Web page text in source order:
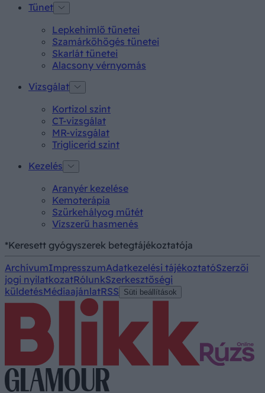
Tünet
Lepkehimlő tünetei
Szamárköhögés tünetei
Skarlát tünetei
Alacsony vérnyomás
Vizsgálat
Kortizol szint
CT-vizsgálat
MR-vizsgálat
Triglicerid szint
Kezelés
Aranyér kezelése
Kemoterápia
Szürkehályog műtét
Vízszerű hasmenés
*Keresett gyógyszerek betegtájékoztatója
ArchívumImpresszumAdatkezelési tájékoztatóSzerzői
jogi nyilatkozatRólunkSzerkesztőségi
küldetésMédiaajánlatRSS Süti beállítások